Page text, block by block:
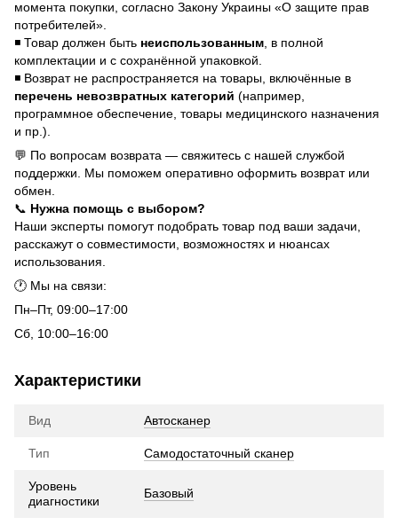
момента покупки, согласно Закону Украины «О защите прав
потребителей».
◾ Товар должен быть неиспользованным , в полной
комплектации и с сохранённой упаковкой.
◾ Возврат не распространяется на товары, включённые в
перечень невозвратных категорий (например,
программное обеспечение, товары медицинского назначения
и пр.).
💬 По вопросам возврата — свяжитесь с нашей службой
поддержки. Мы поможем оперативно оформить возврат или
обмен.
📞 Нужна помощь с выбором?
Наши эксперты помогут подобрать товар под ваши задачи,
расскажут о совместимости, возможностях и нюансах
использования.
🕐 Мы на связи:
Пн–Пт, 09:00–17:00
Сб, 10:00–16:00
Характеристики
Вид Автосканер
Тип Самодостаточный сканер
Уровень
диагностики
Базовый